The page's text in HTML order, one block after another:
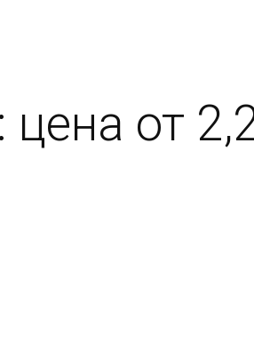
цена от